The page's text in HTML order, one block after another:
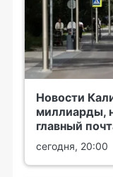
Новости
миллиарды,
главный
сегодня, 20:00